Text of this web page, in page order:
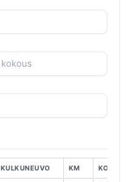
KULKUNEUVO KM